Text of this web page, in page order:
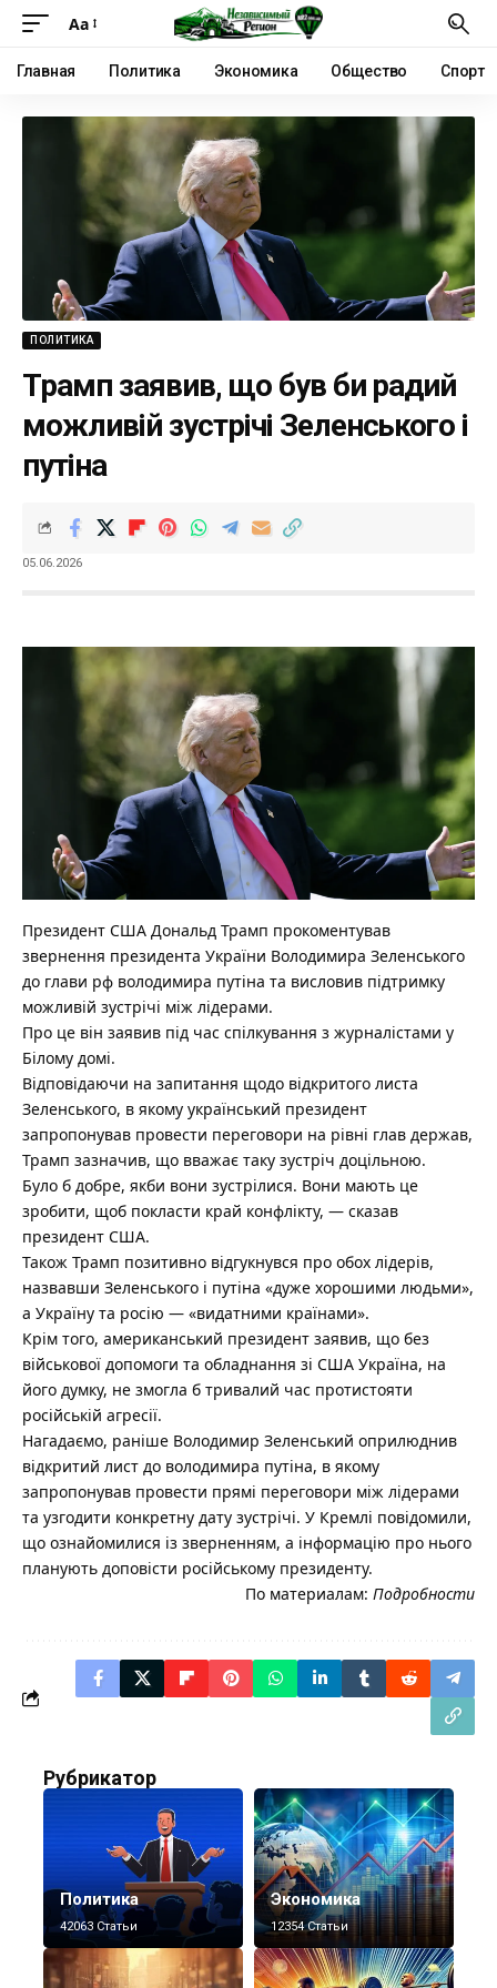
Аа
Главная Политика Экономика Общество Спорт
ПОЛИТИКА
Трамп заявив, що був би радий
можливій зустрічі Зеленського і
путіна
05.06.2026
Президент США Дональд Трамп прокоментував
звернення президента України Володимира Зеленського
до глави рф володимира путіна та висловив підтримку
можливій зустрічі між лідерами.
Про це він заявив під час спілкування з журналістами у
Білому домі.
Відповідаючи на запитання щодо відкритого листа
Зеленського, в якому український президент
запропонував провести переговори на рівні глав держав,
Трамп зазначив, що вважає таку зустріч доцільною.
Було б добре, якби вони зустрілися. Вони мають це
зробити, щоб покласти край конфлікту, — сказав
президент США.
Також Трамп позитивно відгукнувся про обох лідерів,
назвавши Зеленського і путіна «дуже хорошими людьми»,
а Україну та росію — «видатними країнами».
Крім того, американський президент заявив, що без
військової допомоги та обладнання зі США Україна, на
його думку, не змогла б тривалий час протистояти
російській агресії.
Нагадаємо, раніше Володимир Зеленський оприлюднив
відкритий лист до володимира путіна, в якому
запропонував провести прямі переговори між лідерами
та узгодити конкретну дату зустрічі. У Кремлі повідомили,
що ознайомилися із зверненням, а інформацію про нього
планують доповісти російському президенту.
По материалам: Подробности
Рубрикатор
Политика
42063 Статьи
Экономика
12354 Статьи